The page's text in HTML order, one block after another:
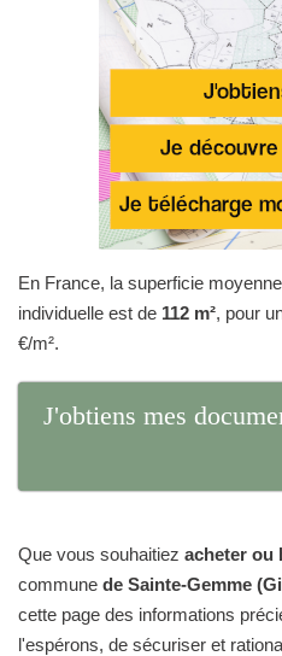
En France, la superficie
individuelle est de 112 m², pour
€/m².
J'obtiens mes
Que vous souhaitiez acheter ou
commune de Sainte-Gemme
cette page des informations
l'espérons, de sécuriser et